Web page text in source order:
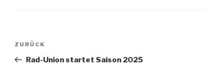
Beitragsnavigation
Vorheriger
Beitrag
ZURÜCK
Rad-Union startet Saison 2025